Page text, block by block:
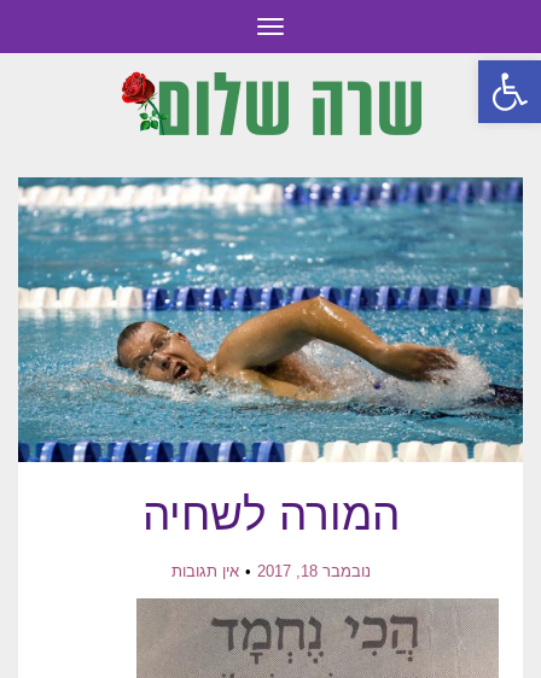
פתח סרגל נגישות
תפריט
המורה לשחיה
נובמבר 18, 2017 אין תגובות